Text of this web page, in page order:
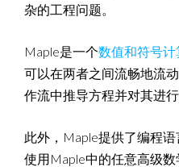
杂的工程问题。
Maple是一个数值和符号计
可以在两者之间流畅地流
作流中推导方程并对其进行
此外，Maple提供了编程
使用Maple中的任意高级数